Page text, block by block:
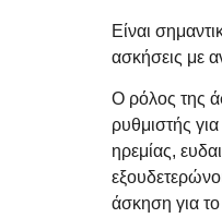
Είναι
ασκήσεις με
Ο ρόλος της
ρυθμιστής
ηρεμίας,
άσκηση για